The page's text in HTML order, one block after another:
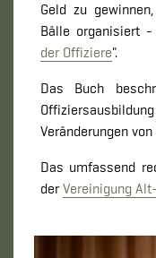
Geld zu
Bälle organisiert
der Offiziere".
Das Buch
Veränderungen
Das umfassend
derVereinigung